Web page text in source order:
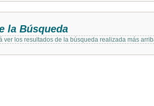
la Búsqueda
ver los resultados de la búsqueda realizada más